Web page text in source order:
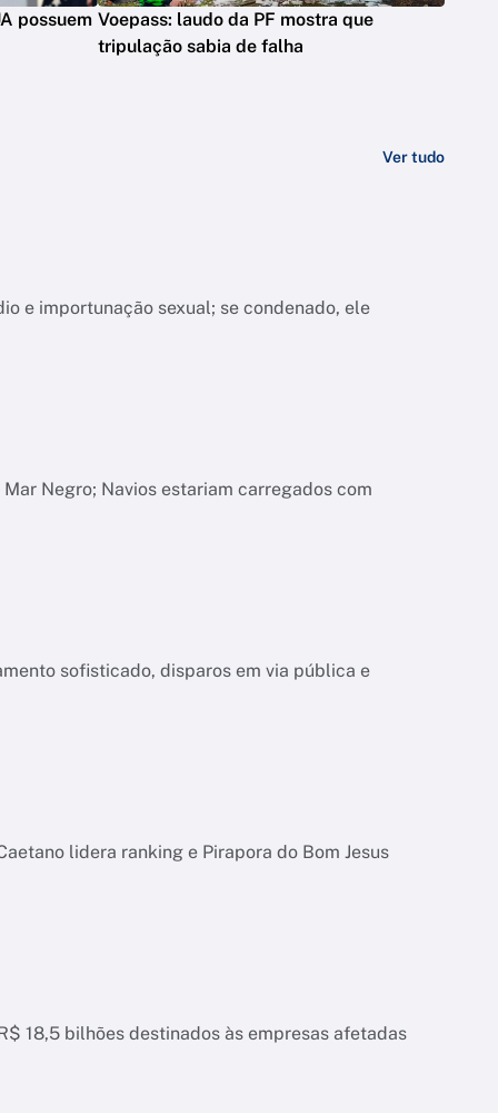
possuem Voepass: laudo da PF mostra que
tripulação sabia de falha
Ver tudo
e importunação sexual; se condenado, ele
Negro; Navios estariam carregados com
sofisticado, disparos em via pública e
lidera ranking e Pirapora do Bom Jesus
18,5 bilhões destinados às empresas afetadas